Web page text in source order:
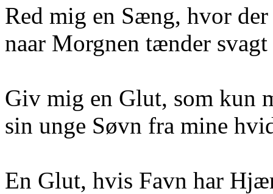
Red mig en Sæng, hvor
naar Morgnen tænder
Giv mig en Glut, som kun
sin unge Søvn fra mine
En Glut, hvis Favn har